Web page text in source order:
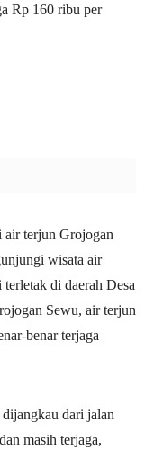
Rp 160 ribu per
air terjun Grojogan
wisata air
di daerah Desa
Sewu, air terjun
benar terjaga
dari jalan
masih terjaga,